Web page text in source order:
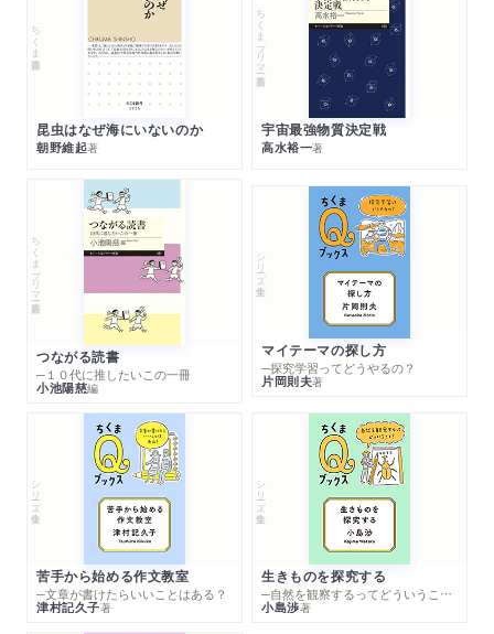
ちくま新書
昆虫はなぜ海にいないのか
朝野維起著
ちくまプリマー新書
宇宙最強物質決定戦
高水裕一著
ちくまプリマー新書
つながる読書
─１０代に推したいこの一冊
小池陽慈編
シリーズ・全集
マイテーマの探し方
─探究学習ってどうやるの？
片岡則夫著
シリーズ・全集
苦手から始める作文教室
─文章が書けたらいいことはある？
津村記久子著
シリーズ・全集
生きものを探究する
─自然を観察するってどういうこと？
小島渉著